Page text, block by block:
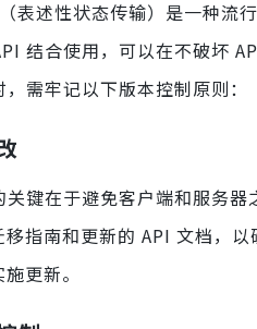
（表述性状态传输）是一种
结合使用，可以在不破坏
需牢记以下版本控制原则：
键在于避免客户端和服务
指南和更新的 API 文档，
更新。